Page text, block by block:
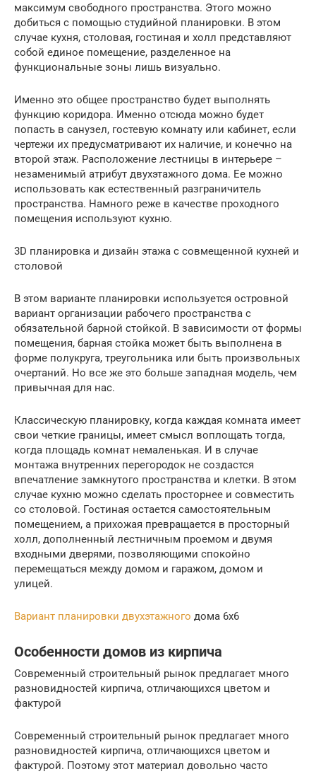
максимум свободного пространства. Этого можно
добиться с помощью студийной планировки. В этом
случае кухня, столовая, гостиная и холл представляют
собой единое помещение, разделенное на
функциональные зоны лишь визуально.
Именно это общее пространство будет выполнять
функцию коридора. Именно отсюда можно будет
попасть в санузел, гостевую комнату или кабинет, если
чертежи их предусматривают их наличие, и конечно на
второй этаж. Расположение лестницы в интерьере –
незаменимый атрибут двухэтажного дома. Ее можно
использовать как естественный разграничитель
пространства. Намного реже в качестве проходного
помещения используют кухню.
3D планировка и дизайн этажа с совмещенной кухней и
столовой
В этом варианте планировки используется островной
вариант организации рабочего пространства с
обязательной барной стойкой. В зависимости от формы
помещения, барная стойка может быть выполнена в
форме полукруга, треугольника или быть произвольных
очертаний. Но все же это больше западная модель, чем
привычная для нас.
Классическую планировку, когда каждая комната имеет
свои четкие границы, имеет смысл воплощать тогда,
когда площадь комнат немаленькая. И в случае
монтажа внутренних перегородок не создастся
впечатление замкнутого пространства и клетки. В этом
случае кухню можно сделать просторнее и совместить
со столовой. Гостиная остается самостоятельным
помещением, а прихожая превращается в просторный
холл, дополненный лестничным проемом и двумя
входными дверями, позволяющими спокойно
перемещаться между домом и гаражом, домом и
улицей.
Вариант планировки двухэтажного дома 6х6
Особенности домов из кирпича
Современный строительный рынок предлагает много
разновидностей кирпича, отличающихся цветом и
фактурой
Современный строительный рынок предлагает много
разновидностей кирпича, отличающихся цветом и
фактурой. Поэтому этот материал довольно часто